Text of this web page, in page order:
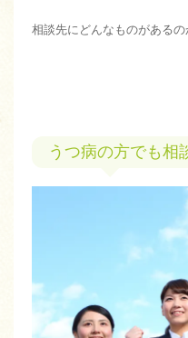
相談先にどんなものがあるの
うつ病の方でも相